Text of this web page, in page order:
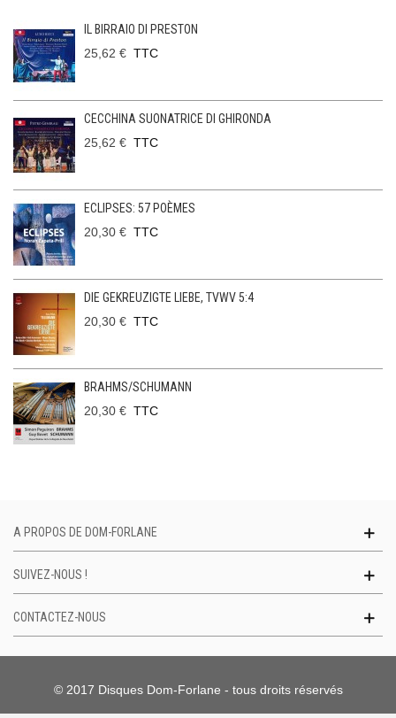
IL BIRRAIO DI PRESTON
25,62 € TTC
CECCHINA SUONATRICE DI GHIRONDA
25,62 € TTC
ECLIPSES: 57 POÈMES
20,30 € TTC
DIE GEKREUZIGTE LIEBE, TVWV 5:4
20,30 € TTC
BRAHMS/SCHUMANN
20,30 € TTC
A PROPOS DE DOM-FORLANE
SUIVEZ-NOUS !
CONTACTEZ-NOUS
© 2017 Disques Dom-Forlane - tous droits réservés